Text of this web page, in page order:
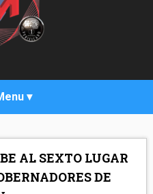
AL SEXTO LUGAR
DE